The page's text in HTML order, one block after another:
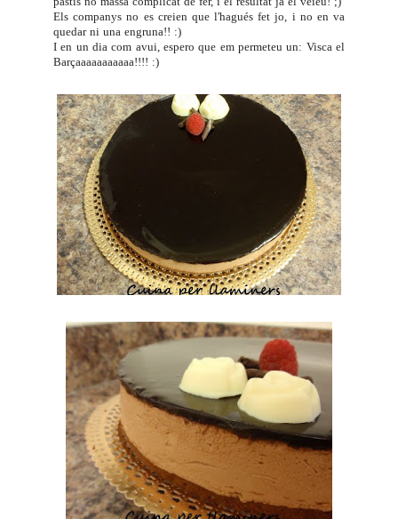
Els companys no es creien que l'hagués fet jo, i no en va
quedar ni una engruna!! :)
I en un dia com avui, espero que em permeteu un: Visca el
Barçaaaaaaaaaaa!!!! :)